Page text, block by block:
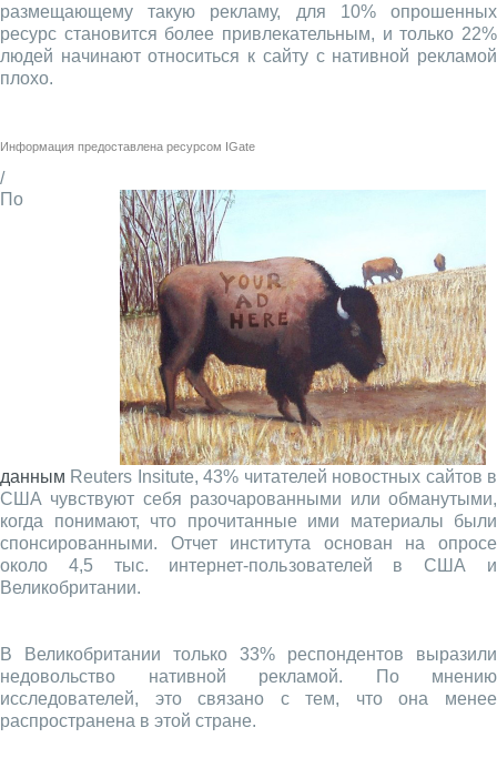
размещающему такую рекламу, для 10% опрошенных
ресурс становится более привлекательным, и только 22%
людей начинают относиться к сайту с нативной рекламой
плохо.
Информация предоставлена ресурсом IGate
/
По
данным Reuters Insitute, 43% читателей новостных сайтов в
США чувствуют себя разочарованными или обманутыми,
когда понимают, что прочитанные ими материалы были
спонсированными. Отчет института основан на опросе
около 4,5 тыс. интернет-пользователей в США и
Великобритании.
В Великобритании только 33% респондентов выразили
недовольство нативной рекламой. По мнению
исследователей, это связано с тем, что она менее
распространена в этой стране.